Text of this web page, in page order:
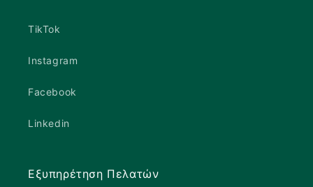
TikTok
Instagram
Facebook
Linkedin
Εξυπηρέτηση Πελατών